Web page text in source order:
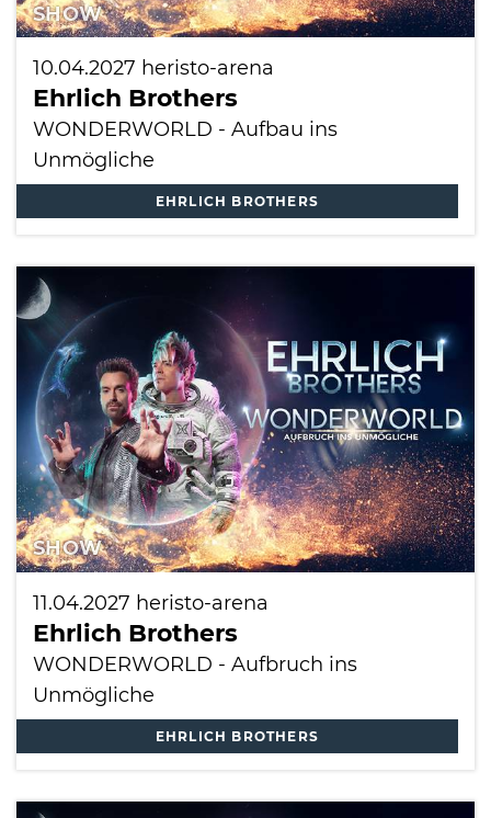
SHOW
10.04.2027 heristo-arena
Ehrlich Brothers
WONDERWORLD - Aufbau ins
Unmögliche
EHRLICH BROTHERS
SHOW
11.04.2027 heristo-arena
Ehrlich Brothers
WONDERWORLD - Aufbruch ins
Unmögliche
EHRLICH BROTHERS